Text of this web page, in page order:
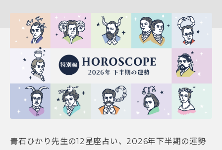
青石ひかり先生の12星座占い、2026年下半期の運勢